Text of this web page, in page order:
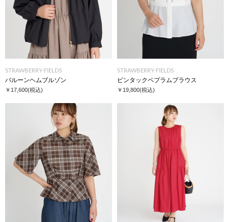
STRAWBERRY-FIELDS
バルーンヘムブルゾン
￥17,600(税込)
STRAWBERRY-FIELDS
ピンタックペプラムブラウス
￥19,800(税込)